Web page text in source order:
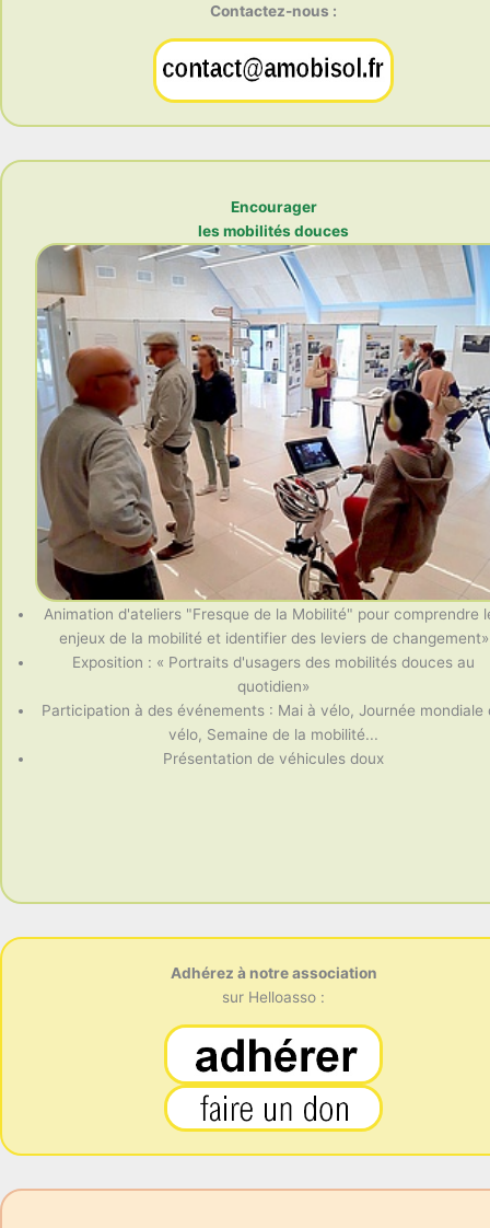
Contactez-nous :
Encourager
les mobilités douces
Animation d'ateliers "Fresque de la Mobilité" pour comprendre
enjeux de la mobilité et identifier des leviers de changement»
Exposition : « Portraits d'usagers des mobilités douces au
quotidien»
Participation à des événements : Mai à vélo, Journée mondiale
vélo, Semaine de la mobilité...
Présentation de véhicules doux
Adhérez à notre association
sur Helloasso :